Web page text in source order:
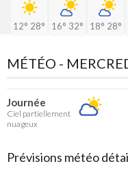
12° 28° 16° 32° 18° 28°
MÉTÉO -
Journée
Ciel partiellement
nuageux
Prévisions météo